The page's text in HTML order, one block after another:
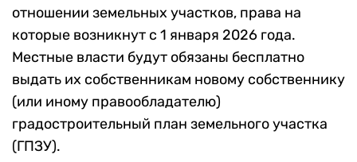
отношении земельных участков, права на
которые возникнут с 1 января 2026 года.
Местные власти будут обязаны бесплатно
выдать их собственникам новому собственнику
(или иному правообладателю)
градостроительный план земельного участка
(ГПЗУ).